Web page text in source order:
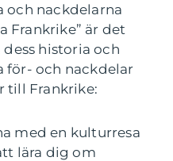
och nackdelarna
Frankrike” är det
historia och
för- och nackdelar
till Frankrike:
med en kulturresa
lära dig om